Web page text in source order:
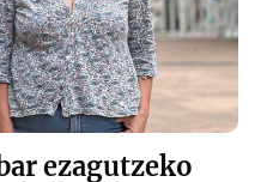
ezagutzeko